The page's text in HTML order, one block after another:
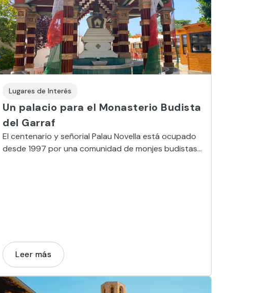
Lugares de Interés
Un palacio para el Monasterio Budista
del Garraf
El centenario y señorial Palau Novella está ocupado
desde 1997 por una comunidad de monjes budistas
Leer más